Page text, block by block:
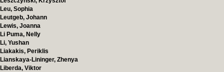
Leu, Sophia
Leutgeb, Johann
Lewis, Joanna
Li Puma, Nelly
Li, Yushan
Liakakis, Periklis
Lianskaya-Lininger, Zhenya
Liberda, Viktor